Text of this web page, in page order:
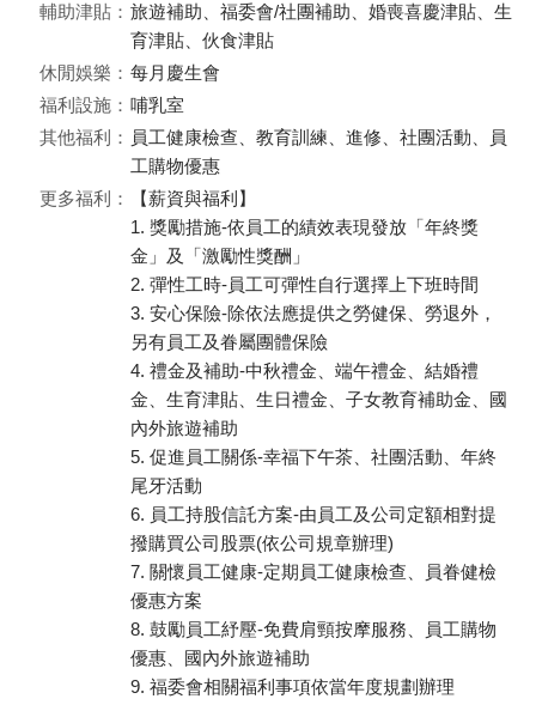
輔助津貼： 旅遊補助、福委會/社團補助、婚喪喜慶津貼、生
育津貼、伙食津貼
休閒娛樂： 每月慶生會
福利設施： 哺乳室
其他福利： 員工健康檢查、教育訓練、進修、社團活動、員
工購物優惠
更多福利：
【薪資與福利】
1. 獎勵措施-依員工的績效表現發放「年終獎
金」及「激勵性獎酬」
2. 彈性工時-員工可彈性自行選擇上下班時間
3. 安心保險-除依法應提供之勞健保、勞退外，
另有員工及眷屬團體保險
4. 禮金及補助-中秋禮金、端午禮金、結婚禮
金、生育津貼、生日禮金、子女教育補助金、國
內外旅遊補助
5. 促進員工關係-幸福下午茶、社團活動、年終
尾牙活動
6. 員工持股信託方案-由員工及公司定額相對提
撥購買公司股票(依公司規章辦理)
7. 關懷員工健康-定期員工健康檢查、員眷健檢
優惠方案
8. 鼓勵員工紓壓-免費肩頸按摩服務、員工購物
優惠、國內外旅遊補助
9. 福委會相關福利事項依當年度規劃辦理